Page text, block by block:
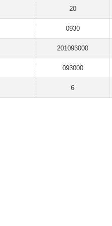
20
0930
201093000
093000
6